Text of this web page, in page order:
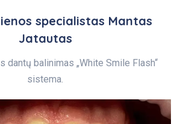
specialistas Mantas
Jatautas
dantų balinimas „White Smile Flash“
sistema.